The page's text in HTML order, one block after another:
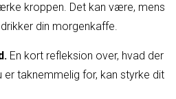
kroppen. Det kan være, mens
din morgenkaffe.
En kort refleksion over, hvad der
er taknemmelig for, kan styrke dit